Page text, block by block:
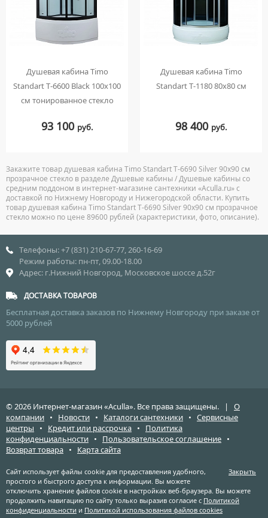
Душевая кабина Timo
Standart T-6600 Black 100x100
см тонированное стекло
93 100 руб.
Душевая кабина Timo
Standart T-1180 80х80 см
98 400 руб.
Закажите товар душевая кабина Timo Standart T-6690 Silver 90x90 см
прозрачное стекло в разделе Душевые кабины / Душевые кабины со
средним поддоном в интернет-магазине сантехники «Aculla.ru» с
доставкой по Нижнему Новгороду и Нижегородской области. Купить
товар душевая кабина Timo Standart T-6690 Silver 90x90 см прозрачное
стекло можно по цене 89600 рублей (характеристики, фото, описание).
Телефоны: +7 (831) 210-67-77, 260-16-69
Режим работы: пн-пт, 09.00-18.00
Адрес: г.Нижний Новгород, Московское шоссе д.52г
ДОСТАВКА ТОВАРОВ
Бесплатная доставка заказов по Нижнему Новгороду при заказе от
5000 рублей
© 2026 Интернет-магазин «Aculla». Все права защищены. | О
компании • Новости • Каталоги сантехники • Сервисные
центры • Кредит или рассрочка • Политика
конфиденциальности • Пользовательское соглашение •
Возврат товара • Карта сайта
Закрыть
Сайт использует файлы cookie для предоставления удобного,
простого и быстрого доступа к информации. Вы можете
отключить хранение файлов cookie в настройках веб-браузера. Вы можете
продолжить навигацию по сайту только выразив согласие с Политикой
конфиденциальности и Политикой использования файлов cookies